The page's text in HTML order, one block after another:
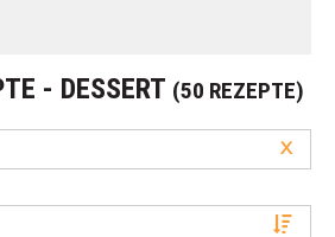
- DESSERT (50 REZEPTE)
X